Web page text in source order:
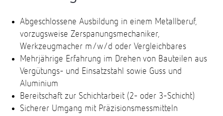
Abgeschlossene Ausbildung in einem Metallberuf,
vorzugsweise Zerspanungsmechaniker,
Werkzeugmacher m/w/d oder Vergleichbares
Mehrjährige Erfahrung im Drehen von Bauteilen aus
Vergütungs- und Einsatzstahl sowie Guss und
Aluminium
Bereitschaft zur Schichtarbeit (2- oder 3-Schicht)
Sicherer Umgang mit Präzisionsmessmitteln